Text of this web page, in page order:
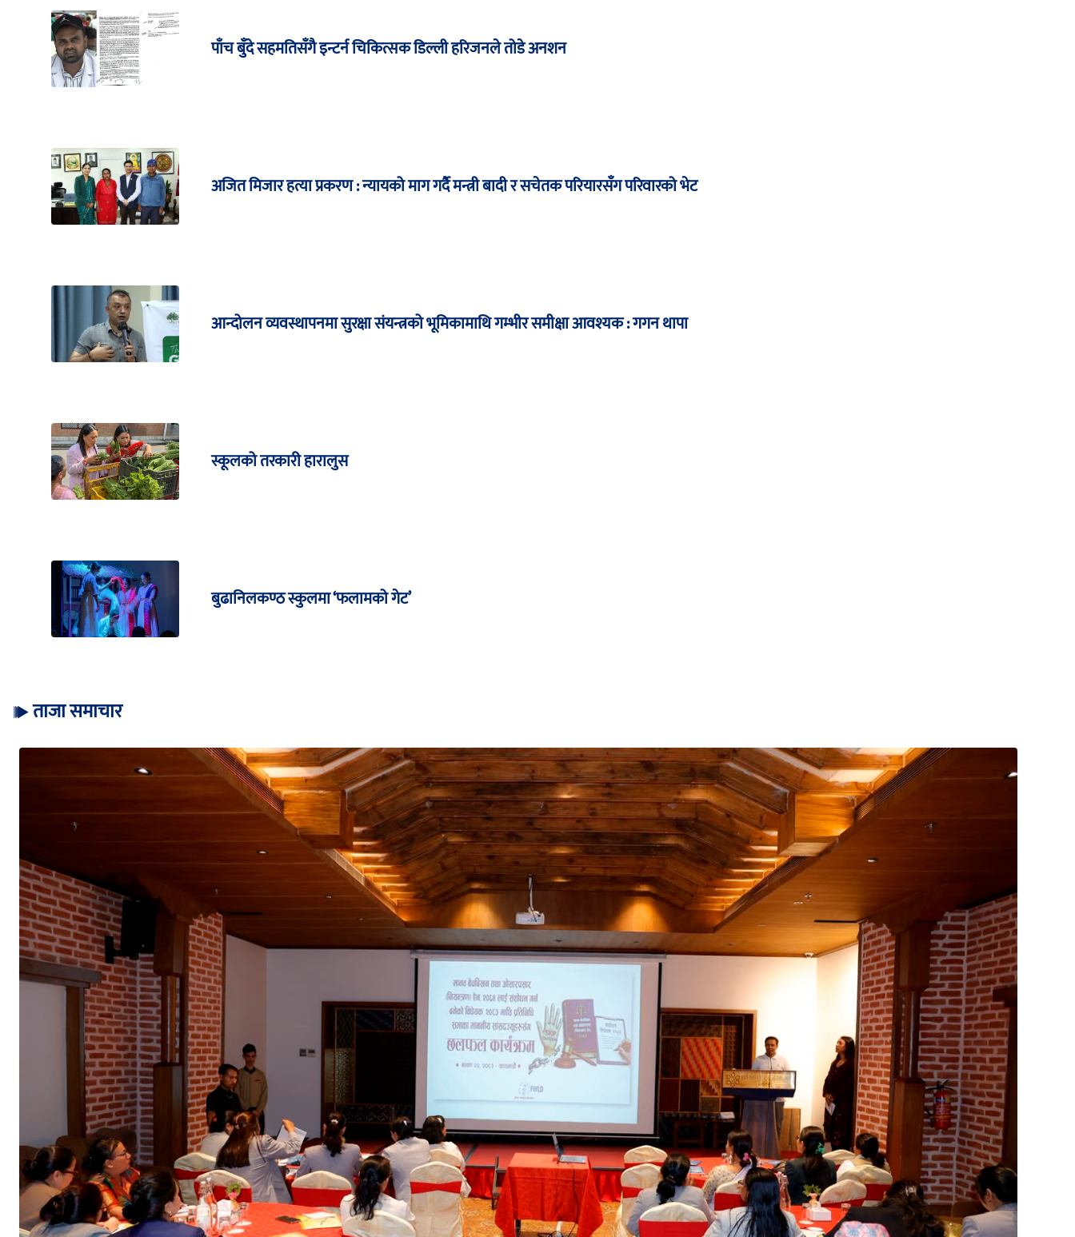
पाँच बुँदे सहमतिसँगै इन्टर्न चिकित्सक डिल्ली हरिजनले तोडे अनशन
अजित मिजार हत्या प्रकरण : न्यायको माग गर्दै मन्त्री बादी र सचेतक परियारसँग परिवारको भेट
आन्दोलन व्यवस्थापनमा सुरक्षा संयन्त्रको भूमिकामाथि गम्भीर समीक्षा आवश्यक : गगन थापा
स्कूलको तरकारी हारालुस
बुढानिलकण्ठ स्कुलमा ‘फलामको गेट’
ताजा समाचार